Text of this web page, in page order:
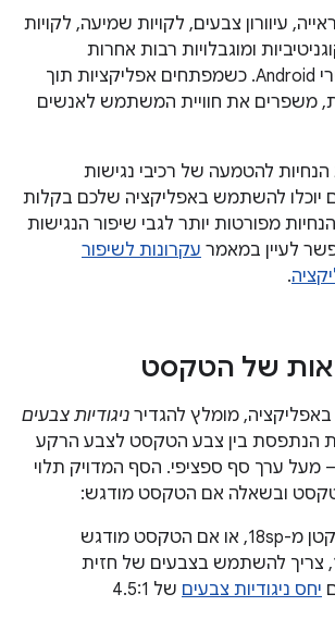
עיוורון צבעים, לקויות שמיעה, לקויות
ומוגבלויות רבות אחרות
משתמשים במכשירי Android. כשמפתחים אפליקציות תוך
משפרים את חוויית המשתמש לאנשים
להטמעה של רכיבי נגישות
יוכלו להשתמש באפליקציה שלכם בקלות
מפורטות יותר לגבי שיפור הנגישות
לעיין במאמר עקרונות לשיפור
.
של הטקסט
מומלץ להגדיר ניגודיות צבעים
הנתפסת בין צבע הטקסט לצבע הרקע
ערך סף ספציפי. הסף המדויק תלוי
ובשאלה אם הטקסט מודגש:
אם הטקסט קטן מ-18sp, או אם הטקסט מודגש
וקטן מ-14sp, צריך להשתמש בצבעים של חזית
יחס ניגודיות צבעים
של 4.5:1